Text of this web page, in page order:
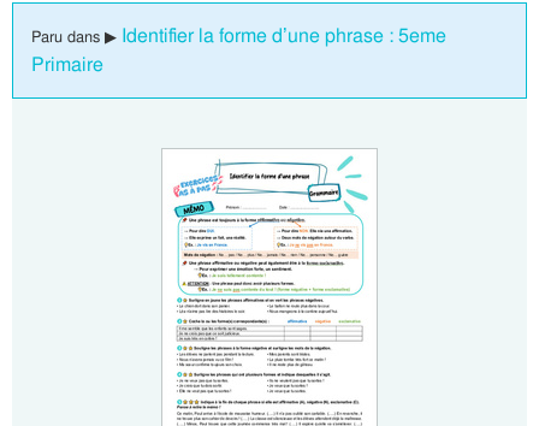
Paru dans ▶ Identifier la forme d’une phrase : 5eme
Primaire